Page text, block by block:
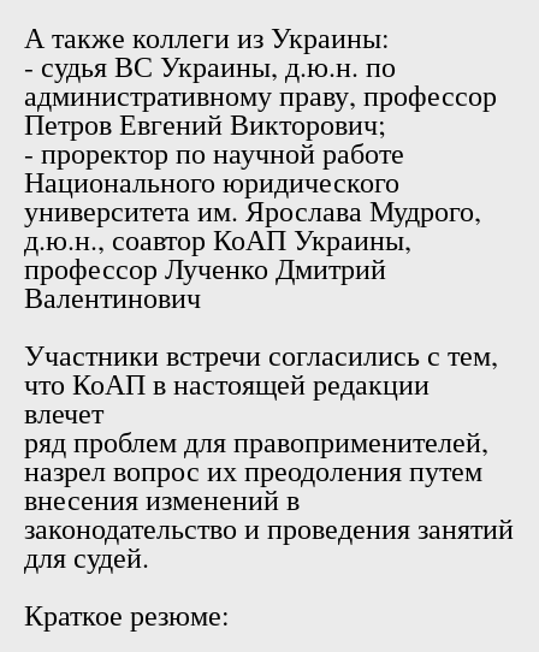
А также коллеги из Украины:
- судья ВС Украины, д.ю.н. по
административному праву, профессор
Петров Евгений Викторович;
- проректор по научной работе
Национального юридического
университета им. Ярослава Мудрого,
д.ю.н., соавтор КоАП Украины,
профессор Лученко Дмитрий
Валентинович
Участники встречи согласились с тем,
что КоАП в настоящей редакции
влечет
ряд проблем для правоприменителей,
назрел вопрос их преодоления путем
внесения изменений в
законодательство и проведения занятий
для судей.
Краткое резюме: